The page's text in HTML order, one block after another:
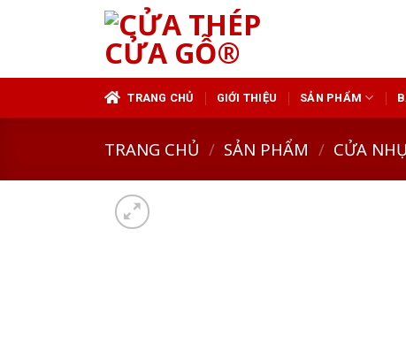
TRANG CHỦ GIỚI THIỆU SẢN PHẨM
TRANG CHỦ / SẢN PHẨM / CỬA